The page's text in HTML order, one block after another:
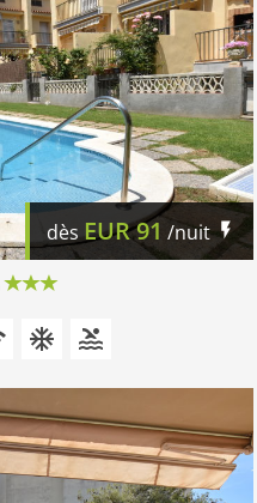
dès EUR91 /nuit